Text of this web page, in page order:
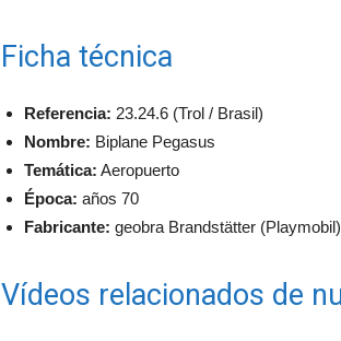
Ficha técnica
Referencia: 23.24.6 (Trol / Brasil)
Nombre: Biplane Pegasus
Temática: Aeropuerto
Época: años 70
Fabricante: geobra Brandstätter
Vídeos relacionados de